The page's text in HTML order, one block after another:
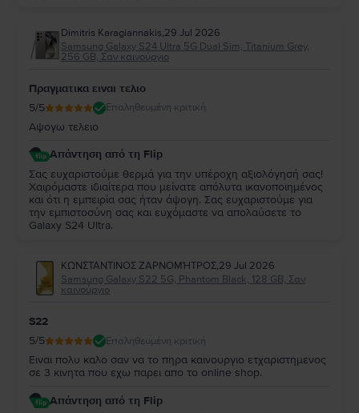
Dimitris Karagiannakis,29 Jul 2026
Samsung Galaxy S24 Ultra 5G Dual Sim, Titanium Grey,
256 GB, Σαν καινούργιο
Πραγματικα ειναι τελιο
5/5 Επαληθευμένη κριτική
Αψογω τελειο
Απάντηση από τη Flip
Σας ευχαριστούμε θερμά για την υπέροχη αξιολόγησή σας!
Χαιρόμαστε ιδιαίτερα που μείνατε απόλυτα ικανοποιημένος
και ότι η εμπειρία σας ήταν άψογη. Σας ευχαριστούμε για
την εμπιστοσύνη σας και ευχόμαστε να απολαύσετε το
Galaxy S24 Ultra.
ΚΩΝΣΤΑΝΤΙΝΟΣ ΖΑΡΝΟΜΉΤΡΟΣ,29 Jul 2026
Samsung Galaxy S22 5G, Phantom Black, 128 GB, Σαν
καινούργιο
S22
5/5 Επαληθευμένη κριτική
Ειναι πολυ καλο σαν να το πηρα καινουργιο ετχαριστημενος
σε 3 κινητα που εχω παρει απο το online shop.
Απάντηση από τη Flip